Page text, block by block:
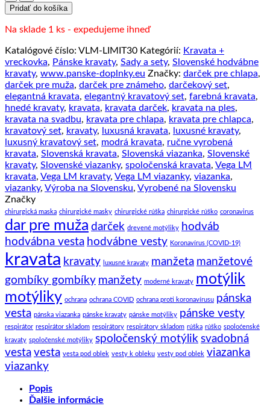
Pánska
hodvábna
kravata
vreckovka
LIMITED_30,
Výroba
na
Slovensku
Pridať do košíka
Na sklade 1 ks - expedujeme ihneď
Katalógové číslo: VLM-LIMIT30 Kategórií: Kravata +
vreckovka, Pánske kravaty, Sady a sety, Slovenské hodvábne
kravaty, www.panske-doplnky.eu Značky: darček pre chlapa,
darček pre muža, darček pre známeho, darčekový set,
elegantná kravata, elegantný kravatový set, farebná kravata,
hnedé kravaty, kravata, kravata darček, kravata na ples,
kravata na svadbu, kravata pre chlapa, kravata pre chlapca,
kravatový set, kravaty, luxusná kravata, luxusné kravaty,
luxusný kravatový set, modrá kravata, ručne vyrobená
kravata, Slovenská kravata, Slovenská viazanka, Slovenské
kravaty, Slovenské viazanky, spoločenská kravata, Vega LM
kravata, Vega LM kravaty, Vega LM viazanky, viazanka,
viazanky, Výroba na Slovensku, Vyrobené na Slovensku
Značky
chirurgická maska chirurgické masky chirurgické rúška chirurgické rúško coronavirus
dar pre muža darček drevené motýliky
hodváb
hodvábna vesta hodvábne vesty Koronavírus (COVID-19)
kravata kravaty luxusné kravaty manžeta manžetové
gombíky gombíky manžety moderné kravaty motýlik
motýliky ochrana ochrana COVID ochrana proti koronavírusu pánska
vesta pánska viazanka pánske kravaty pánske motýliky pánske vesty
respirátor respirátor skladom respirátory respirátory skladom rúška rúško spoloćenské
kravaty spoločenské motýliky spoločenský motýlik svadobná
vesta vesta vesta pod oblek vesty k obleku vesty pod oblek viazanka
viazanky
Popis
Ďalšie informácie